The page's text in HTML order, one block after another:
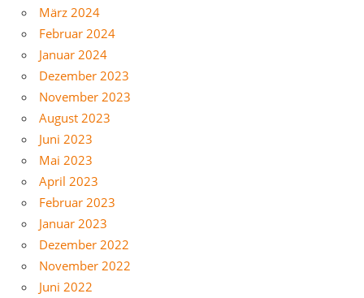
März 2024
Februar 2024
Januar 2024
Dezember 2023
November 2023
August 2023
Juni 2023
Mai 2023
April 2023
Februar 2023
Januar 2023
Dezember 2022
November 2022
Juni 2022